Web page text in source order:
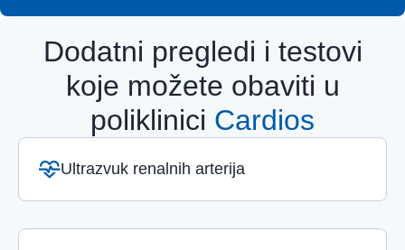
Dodatni pregledi i testovi
koje možete obaviti u
poliklinici Cardios
Ultrazvuk renalnih arterija